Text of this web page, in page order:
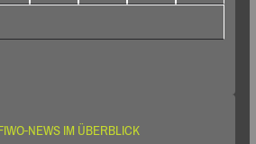
NEWS IM ÜBERBLICK